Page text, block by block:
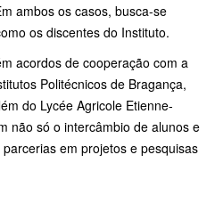
ambos os casos, busca-se
os discentes do Instituto.
acordos de cooperação com a
Politécnicos de Bragança,
do Lycée Agricole Etienne-
não só o intercâmbio de alunos e
em projetos e pesquisas